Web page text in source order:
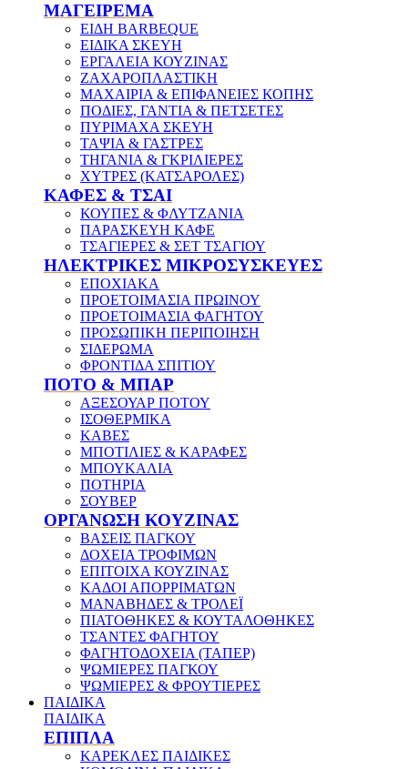
ΜΑΓΕΙΡΕΜΑ
ΕΙΔΗ BARBEQUE
ΕΙΔΙΚΑ ΣΚΕΥΗ
ΕΡΓΑΛΕΙΑ ΚΟΥΖΙΝΑΣ
ΖΑΧΑΡΟΠΛΑΣΤΙΚΗ
ΜΑΧΑΙΡΙΑ & ΕΠΙΦΑΝΕΙΕΣ ΚΟΠΗΣ
ΠΟΔΙΕΣ, ΓΑΝΤΙΑ & ΠΕΤΣΕΤΕΣ
ΠΥΡΙΜΑΧΑ ΣΚΕΥΗ
ΤΑΨΙΑ & ΓΑΣΤΡΕΣ
ΤΗΓΑΝΙΑ & ΓΚΡΙΛΙΕΡΕΣ
ΧΥΤΡΕΣ (ΚΑΤΣΑΡΟΛΕΣ)
ΚΑΦΕΣ & ΤΣΑΙ
ΚΟΥΠΕΣ & ΦΛΥΤΖΑΝΙΑ
ΠΑΡΑΣΚΕΥΗ ΚΑΦΕ
ΤΣΑΓΙΕΡΕΣ & ΣΕΤ ΤΣΑΓΙΟΥ
ΗΛΕΚΤΡΙΚΕΣ ΜΙΚΡΟΣΥΣΚΕΥΕΣ
ΕΠΟΧΙΑΚΑ
ΠΡΟΕΤΟΙΜΑΣΙΑ ΠΡΩΙΝΟΥ
ΠΡΟΕΤΟΙΜΑΣΙΑ ΦΑΓΗΤΟΥ
ΠΡΟΣΩΠΙΚΗ ΠΕΡΙΠΟΙΗΣΗ
ΣΙΔΕΡΩΜΑ
ΦΡΟΝΤΙΔΑ ΣΠΙΤΙΟΥ
ΠΟΤΟ & ΜΠΑΡ
ΑΞΕΣΟΥΑΡ ΠΟΤΟΥ
ΙΣΟΘΕΡΜΙΚΑ
ΚΑΒΕΣ
ΜΠΟΤΙΛΙΕΣ & ΚΑΡΑΦΕΣ
ΜΠΟΥΚΑΛΙΑ
ΠΟΤΗΡΙΑ
ΣΟΥΒΕΡ
ΟΡΓΑΝΩΣΗ ΚΟΥΖΙΝΑΣ
ΒΑΣΕΙΣ ΠΑΓΚΟΥ
ΔΟΧΕΙΑ ΤΡΟΦΙΜΩΝ
ΕΠΙΤΟΙΧΑ ΚΟΥΖΙΝΑΣ
ΚΑΔΟΙ ΑΠΟΡΡΙΜΑΤΩΝ
ΜΑΝΑΒΗΔΕΣ & ΤΡΟΛΕΪ
ΠΙΑΤΟΘΗΚΕΣ & ΚΟΥΤΑΛΟΘΗΚΕΣ
ΤΣΑΝΤΕΣ ΦΑΓΗΤΟΥ
ΦΑΓΗΤΟΔΟΧΕΙΑ (ΤΑΠΕΡ)
ΨΩΜΙΕΡΕΣ ΠΑΓΚΟΥ
ΨΩΜΙΕΡΕΣ & ΦΡΟΥΤΙΕΡΕΣ
ΠΑΙΔΙΚΑ
ΠΑΙΔΙΚΑ
ΕΠΙΠΛΑ
ΚΑΡΕΚΛΕΣ ΠΑΙΔΙΚΕΣ